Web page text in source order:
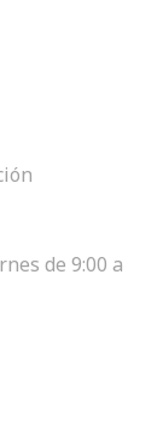
de 9:00 a